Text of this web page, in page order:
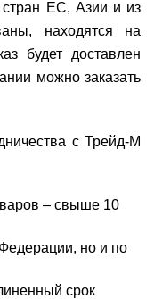
ЕС, Азии и из
находятся на
будет доставлен
можно заказать
с Трейд-М
– свыше 10
но и по
срок